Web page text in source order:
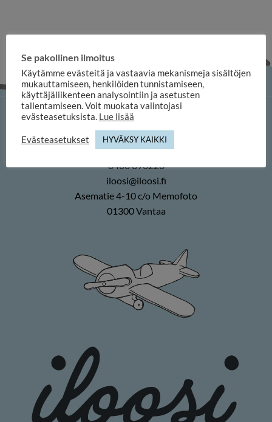
iloosi-verkkokauppa
Memofoto Oy
0400 896226
iloosi@iloosi.fi
Asematie 4-10 c/o Memofoto
01300 Vantaa
Se pakollinen ilmoitus
Käytämme evästeitä ja vastaavia mekanismeja sisältöjen
mukauttamiseen, henkilöiden tunnistamiseen,
käyttäjäliikenteen analysointiin ja asetusten
tallentamiseen. Voit muokata valintojasi
evästeasetuksista. Lue lisää
Evästeasetukset HYVÄKSY KAIKKI